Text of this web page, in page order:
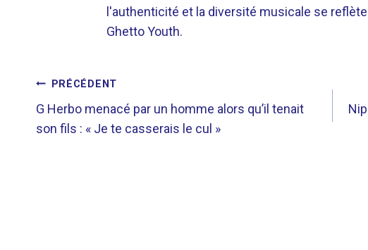
l'authenticité et la diversité musicale se
Ghetto Youth.
NAVIGATION
DE
PRÉCÉDENT
G Herbo menacé par un homme alors qu’il tenait
son fils : « Je te casserais le cul »